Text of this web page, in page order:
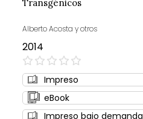
Transgénicos
Alberto Acosta y otros
2014
0%
Impreso
eBook
Impreso bajo demanda